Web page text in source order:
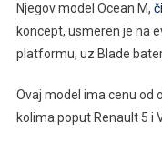
Njegov model Ocean M,
koncept, usmeren je na
platformu, uz Blade
Ovaj model ima cenu od
kolima poput Renault 5 i